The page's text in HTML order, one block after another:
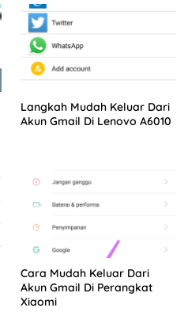
Langkah Mudah Keluar Dari
Akun Gmail Di Lenovo A6010
Cara Mudah Keluar Dari
Akun Gmail Di Perangkat
Xiaomi